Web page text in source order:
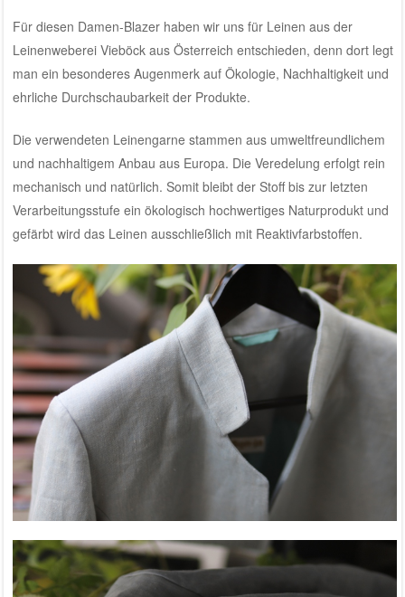
Für diesen Damen-Blazer haben wir uns für Leinen aus der
Leinenweberei Vieböck aus Österreich entschieden, denn dort legt
man ein besonderes Augenmerk auf Ökologie, Nachhaltigkeit und
ehrliche Durchschaubarkeit der Produkte.
Die verwendeten Leinengarne stammen aus umweltfreundlichem
und nachhaltigem Anbau aus Europa. Die Veredelung erfolgt rein
mechanisch und natürlich. Somit bleibt der Stoff bis zur letzten
Verarbeitungsstufe ein ökologisch hochwertiges Naturprodukt und
gefärbt wird das Leinen ausschließlich mit Reaktivfarbstoffen.